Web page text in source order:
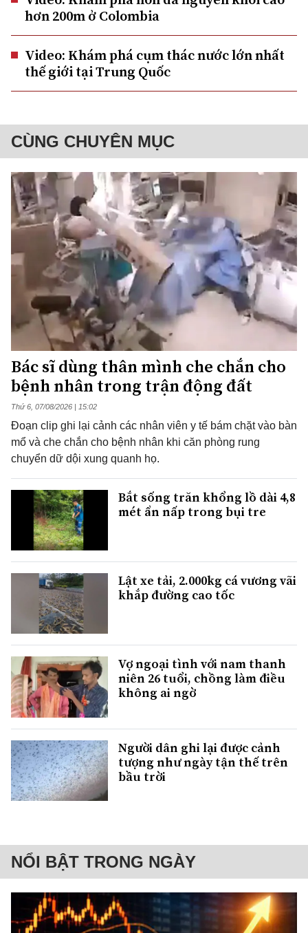
hơn 200m ở Colombia
Video: Khám phá cụm thác nước lớn nhất
thế giới tại Trung Quốc
CÙNG CHUYÊN MỤC
Bác sĩ dùng thân mình che chắn cho
bệnh nhân trong trận động đất
Thứ 6, 07/08/2026 | 15:02
Đoạn clip ghi lại cảnh các nhân viên y tế bám chặt vào bàn
mổ và che chắn cho bệnh nhân khi căn phòng rung
chuyển dữ dội xung quanh họ.
Bắt sống trăn khổng lồ dài 4,8
mét ẩn nấp trong bụi tre
Lật xe tải, 2.000kg cá vương vãi
khắp đường cao tốc
Vợ ngoại tình với nam thanh
niên 26 tuổi, chồng làm điều
không ai ngờ
Người dân ghi lại được cảnh
tượng như ngày tận thế trên
bầu trời
NỔI BẬT TRONG NGÀY